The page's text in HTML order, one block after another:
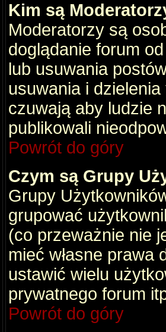
Kim są
Moderatorzy są
doglądanie forum
lub usuwania
usuwania i
czuwają aby ludzie
publikowali
Powrót do góry
Czym są Grupy
Grupy
grupować
(co przeważnie nie
mieć własne prawa
ustawić wielu
prywatnego forum
Powrót do góry